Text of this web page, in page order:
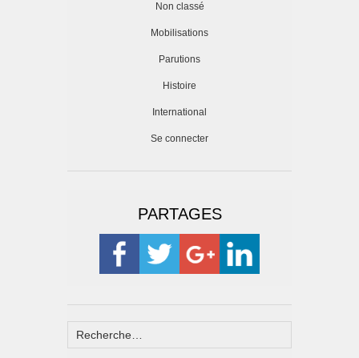
Non classé
Mobilisations
Parutions
Histoire
International
Se connecter
PARTAGES